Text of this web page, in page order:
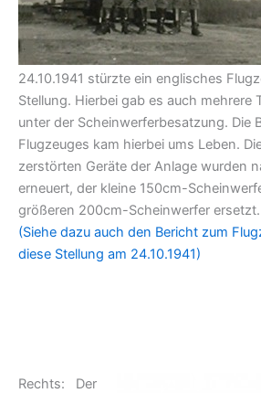
24.10.1941 stürzte ein englisches
Stellung. Hierbei gab es auch mehrere
unter der Scheinwerferbesatzung. Die
Flugzeuges kam hierbei ums Leben.
zerstörten Geräte der Anlage wurden
erneuert, der kleine 150cm-
größeren 200cm-Scheinwerfer ersetzt.
(Siehe dazu auch den Bericht zum
diese Stellung am 24.10.1941)
Rechts: Der